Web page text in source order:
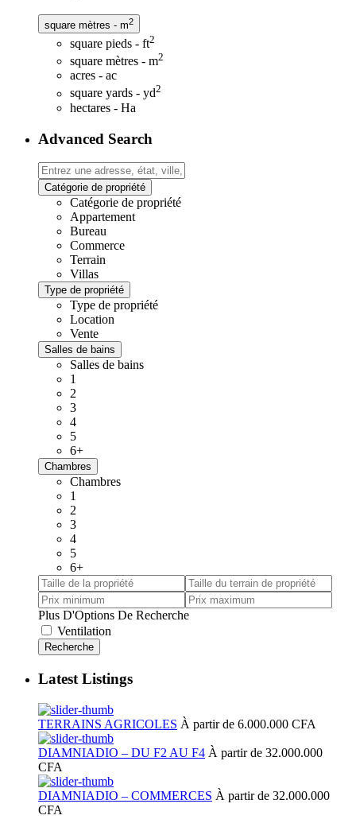
square mètres - m2
square pieds - ft2
square mètres - m2
acres - ac
square yards - yd2
hectares - Ha
Advanced Search
Catégorie de propriété
Catégorie de propriété
Appartement
Bureau
Commerce
Terrain
Villas
Type de propriété
Type de propriété
Location
Vente
Salles de bains
Salles de bains
1
2
3
4
5
6+
Chambres
Chambres
1
2
3
4
5
6+
Plus D'Options De Recherche
Ventilation
Recherche
Latest Listings
TERRAINS AGRICOLES À partir de 6.000.000 CFA
DIAMNIADIO – DU F2 AU F4 À partir de 32.000.000
CFA
DIAMNIADIO – COMMERCES À partir de 32.000.000
CFA